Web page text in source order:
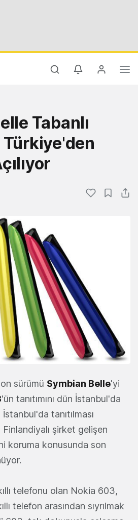
Tabanlı
sürümü Symbian Belle'yi
'ün tanıtımını dün İstanbul'da
tanıtılması
şirket gelişen
koruma konusunda son
telefonu olan Nokia 603,
telefon arasından sıyrılmak